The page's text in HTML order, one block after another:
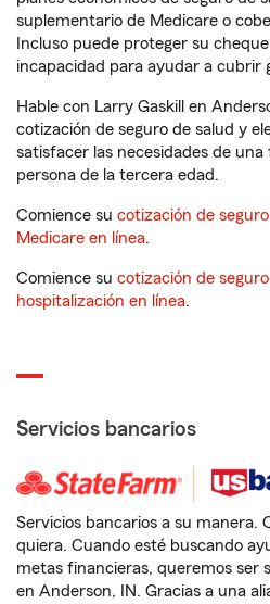
suplementario de Medicare o
Incluso puede proteger su
incapacidad para ayudar a cubrir
Hable con Larry Gaskill en
cotización de seguro de salud y
satisfacer las necesidades de
persona de la tercera edad.
Comience su cotización de
Medicare en línea.
Comience su cotización de
hospitalización en línea.
Servicios bancarios
Servicios bancarios a su manera.
quiera. Cuando esté buscando
metas financieras, queremos ser
en Anderson, IN. Gracias a una